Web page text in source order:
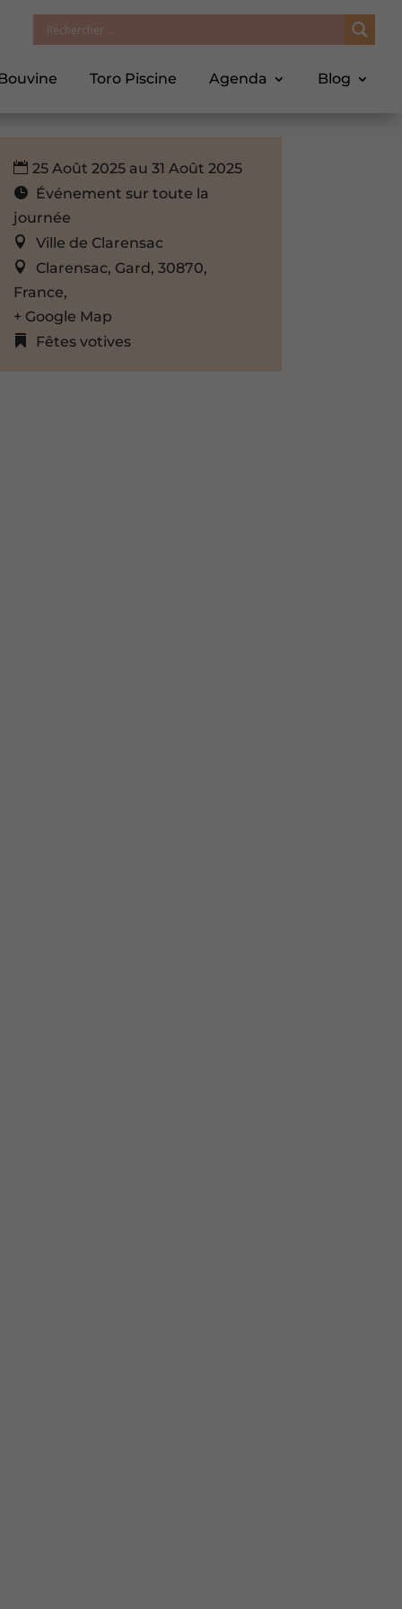
Toro Piscine Agenda Blog
25 Août 2025 au 31 Août 2025
Événement sur toute la
journée
Ville de Clarensac
Clarensac, Gard, 30870,
France,
+ Google Map
Fêtes votives